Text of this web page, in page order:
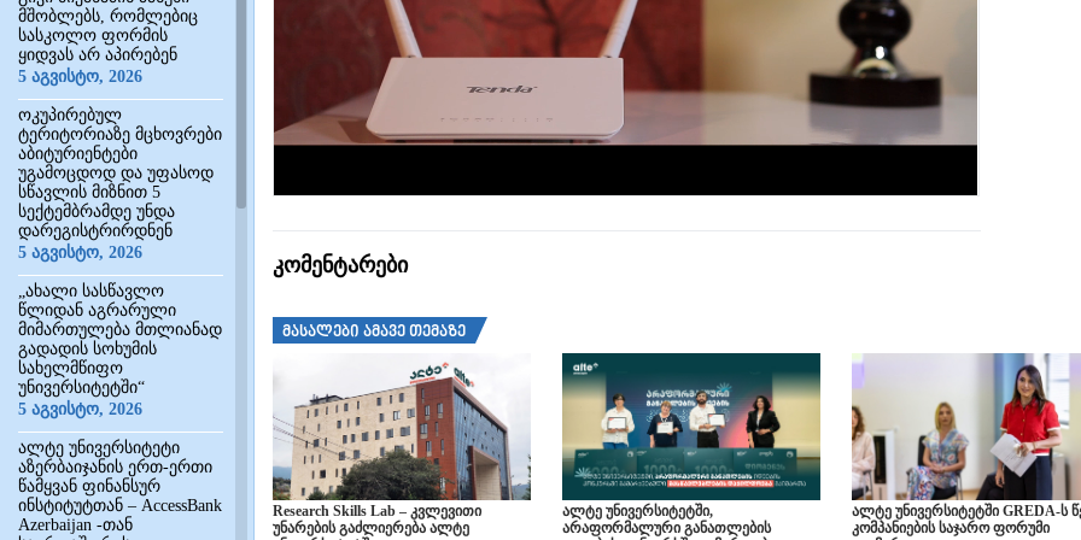
მშობლებს, რომლებიც
სასკოლო ფორმის
ყიდვას არ აპირებენ
5 აგვისტო, 2026
ოკუპირებულ
ტერიტორიაზე მცხოვრები
აბიტურიენტები
უგამოცდოდ და უფასოდ
სწავლის მიზნით 5
სექტემბრამდე უნდა
დარეგისტრირდნენ
5 აგვისტო, 2026
„ახალი სასწავლო
წლიდან აგრარული
მიმართულება მთლიანად
გადადის სოხუმის
სახელმწიფო
უნივერსიტეტში“
5 აგვისტო, 2026
ალტე უნივერსიტეტი
აზერბაიჯანის ერთ-ერთი
წამყვან ფინანსურ
ინსტიტუტთან – AccessBank
Azerbaijan -თან
კომენტარები
მასალები ამავე თემაზე
Research Skills Lab – კვლევითი
უნარების გაძლიერება ალტე
ალტე უნივერსიტეტში,
არაფორმალური განათლების
ალტე უნივერსიტეტში GREDA-ს
კომპანიების საჯარო ფორუმი